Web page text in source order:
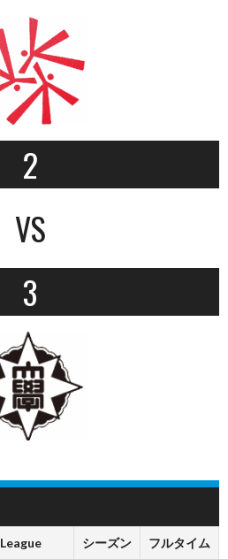
2
VS
3
League シーズン フルタイム